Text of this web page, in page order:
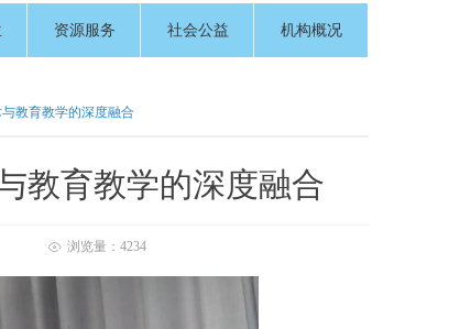
资源服务 社会公益 机构概况
教育教学的深度融合
教育教学的深度融合
ꁖ 浏览量： 4234